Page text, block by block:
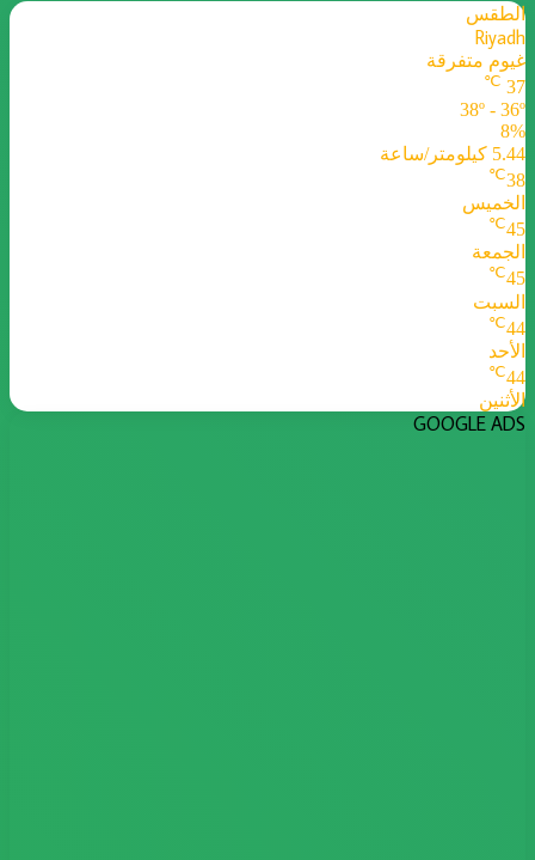
الطقس
Riyadh
غيوم متفرقة
37
℃
38º - 36º
8%
5.44 كيلومتر/ساعة
38
℃
الخميس
45
℃
الجمعة
45
℃
السبت
44
℃
الأحد
44
℃
الأثنين
GOOGLE ADS